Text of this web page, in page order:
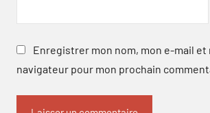
Enregistrer mon nom, mon e-mail et
navigateur pour mon prochain